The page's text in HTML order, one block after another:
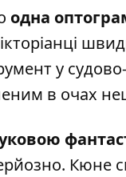
одна
у
в очах
Кюне